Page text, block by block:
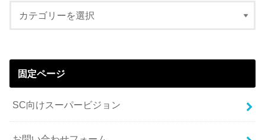
固定ページ
SC向けスーパービジョン